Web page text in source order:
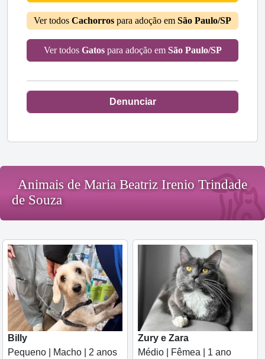
Ver todos Cachorros para adoção em São Paulo/SP
Ver todos Gatospara adoção em São Paulo/SP
Denunciar
Animais de Maria Beatriz Irenio Trindade
de Souza
Billy
Pequeno | Macho | 2 anos
Zury e Zara
Médio | Fêmea | 1 ano